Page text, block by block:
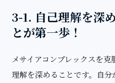
3-1. 自己理解を深
とが第一歩！
メサイアコンプレックスを
理解を深めることです。自